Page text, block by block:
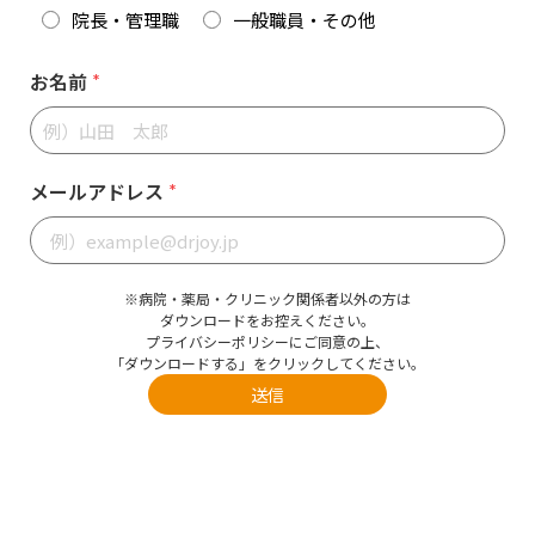
院長・管理職 一般職員・その他
お名前 *
メールアドレス *
※病院・薬局・クリニック関係者以外の方は
ダウンロードをお控えください。
プライバシーポリシーにご同意の上、
「ダウンロードする」をクリックしてください。
送信